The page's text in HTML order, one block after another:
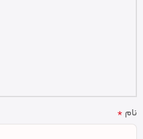
نام *